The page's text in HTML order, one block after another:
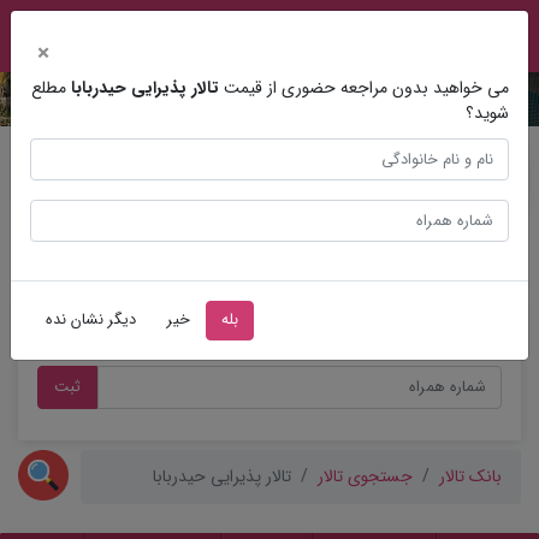
ثبت
بانک تالار جستجوی تالار تالار پذیرایی حیدربابا
×
می خواهید بدون مراجعه حضوری از قیمت تالار پذیرایی حیدربابا مطلع
شوید؟
بله خیر دیگر نشان نده